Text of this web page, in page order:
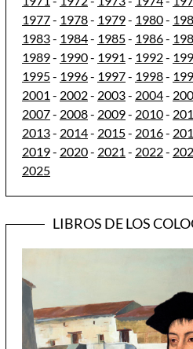
1977- 1978- 1979- 1980-
1983- 1984- 1985- 1986-
1989- 1990- 1991 - 1992-
1995- 1996- 1997- 1998-
2001 - 2002- 2003- 2004-
2007- 2008- 2009- 2010-
2013- 2014- 2015- 2016-
2019- 2020- 2021 - 2022-
2025
LIBROS DE LOS